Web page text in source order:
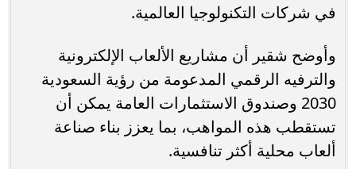
في شركات التكنولوجيا العالمية.
وأوضح شقير أن مشاريع الألعاب الإلكترونية
والترفيه الرقمي المدعومة من رؤية السعودية
2030 وصندوق الاستثمارات العامة يمكن أن
تستقطب هذه المواهب، بما يعزز بناء صناعة
ألعاب محلية أكثر تنافسية.